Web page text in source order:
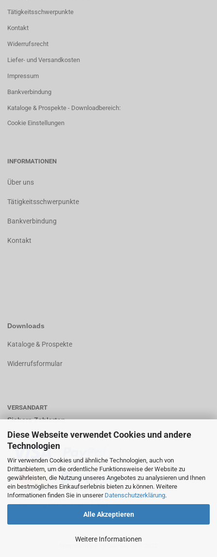
Diese Webseite verwendet Cookies und andere
Technologien
Wir verwenden Cookies und ähnliche Technologien, auch von
Drittanbietern, um die ordentliche Funktionsweise der Website zu
gewährleisten, die Nutzung unseres Angebotes zu analysieren und Ihnen
ein bestmögliches Einkaufserlebnis bieten zu können. Weitere
Informationen finden Sie in unserer Datenschutzerklärung.
Alle Akzeptieren
Weitere Informationen
Tätigkeitsschwerpunkte
Kontakt
Widerrufsrecht
Liefer- und Versandkosten
Impressum
Bankverbindung
Kataloge & Prospekte - Downloadbereich:
Cookie Einstellungen
INFORMATIONEN
Über uns
Tätigkeitsschwerpunkte
Bankverbindung
Kontakt
Downloads
Kataloge & Prospekte
Widerrufsformular
VERSANDART
Sichere Zahlarten